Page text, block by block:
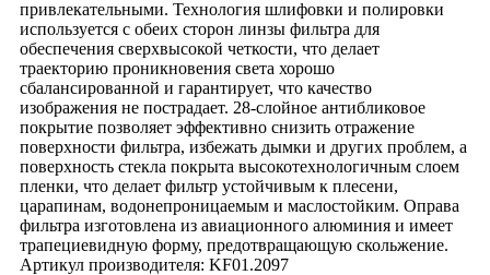
привлекательными. Технология шлифовки и полировки
используется с обеих сторон линзы фильтра для
обеспечения сверхвысокой четкости, что делает
траекторию проникновения света хорошо
сбалансированной и гарантирует, что качество
изображения не пострадает. 28-слойное антибликовое
покрытие позволяет эффективно снизить отражение
поверхности фильтра, избежать дымки и других проблем, а
поверхность стекла покрыта высокотехнологичным слоем
пленки, что делает фильтр устойчивым к плесени,
царапинам, водонепроницаемым и маслостойким. Оправа
фильтра изготовлена из авиационного алюминия и имеет
трапециевидную форму, предотвращающую скольжение.
Артикул производителя: KF01.2097